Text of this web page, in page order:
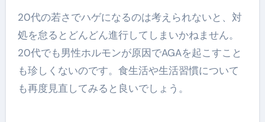
20代の若さでハゲになるのは考えられないと、対
処を怠るとどんどん進行してしまいかねません。
20代でも男性ホルモンが原因でAGAを起こすこと
も珍しくないのです。食生活や生活習慣について
も再度見直してみると良いでしょう。